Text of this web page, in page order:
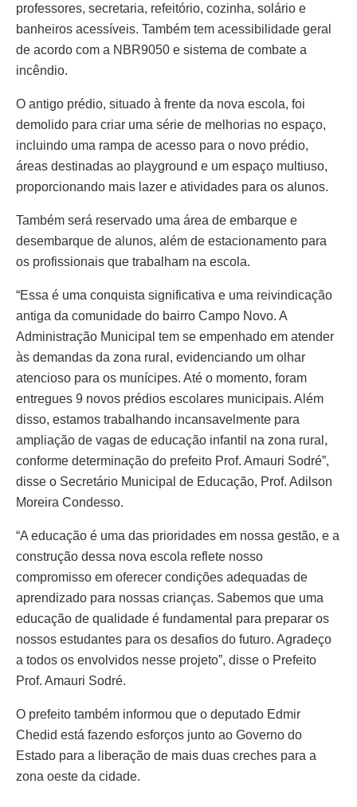
professores, secretaria, refeitório, cozinha, solário e
banheiros acessíveis. Também tem acessibilidade geral
de acordo com a NBR9050 e sistema de combate a
incêndio.
O antigo prédio, situado à frente da nova escola, foi
demolido para criar uma série de melhorias no espaço,
incluindo uma rampa de acesso para o novo prédio,
áreas destinadas ao playground e um espaço multiuso,
proporcionando mais lazer e atividades para os alunos.
Também será reservado uma área de embarque e
desembarque de alunos, além de estacionamento para
os profissionais que trabalham na escola.
“Essa é uma conquista significativa e uma reivindicação
antiga da comunidade do bairro Campo Novo. A
Administração Municipal tem se empenhado em atender
às demandas da zona rural, evidenciando um olhar
atencioso para os munícipes. Até o momento, foram
entregues 9 novos prédios escolares municipais. Além
disso, estamos trabalhando incansavelmente para
ampliação de vagas de educação infantil na zona rural,
conforme determinação do prefeito Prof. Amauri Sodré”,
disse o Secretário Municipal de Educação, Prof. Adilson
Moreira Condesso.
“A educação é uma das prioridades em nossa gestão, e a
construção dessa nova escola reflete nosso
compromisso em oferecer condições adequadas de
aprendizado para nossas crianças. Sabemos que uma
educação de qualidade é fundamental para preparar os
nossos estudantes para os desafios do futuro. Agradeço
a todos os envolvidos nesse projeto”, disse o Prefeito
Prof. Amauri Sodré.
O prefeito também informou que o deputado Edmir
Chedid está fazendo esforços junto ao Governo do
Estado para a liberação de mais duas creches para a
zona oeste da cidade.